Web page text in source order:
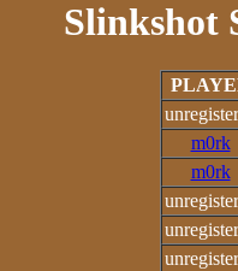
Slinkshot
m0rk
m0rk